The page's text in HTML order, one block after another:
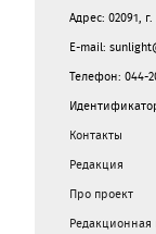
Адрес: 02091,
E-mail:
Телефон: 044-
Контакты
Редакция
Про проект
Редакционная